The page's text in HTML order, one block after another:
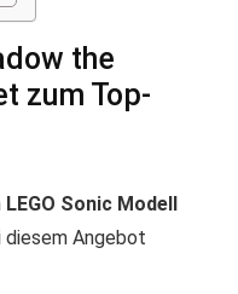
the
zum Top-
LEGO Sonic Modell
Angebot